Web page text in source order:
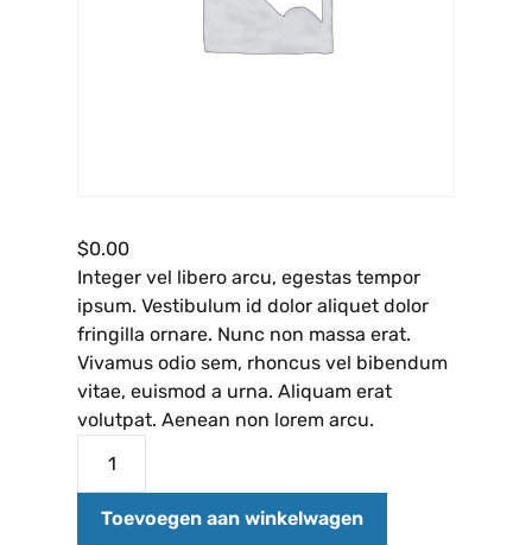
$0.00
Integer vel libero arcu, egestas tempor
ipsum. Vestibulum id dolor aliquet dolor
fringilla ornare. Nunc non massa erat.
Vivamus odio sem, rhoncus vel bibendum
vitae, euismod a urna. Aliquam erat
volutpat. Aenean non lorem arcu.
Toevoegen aan winkelwagen